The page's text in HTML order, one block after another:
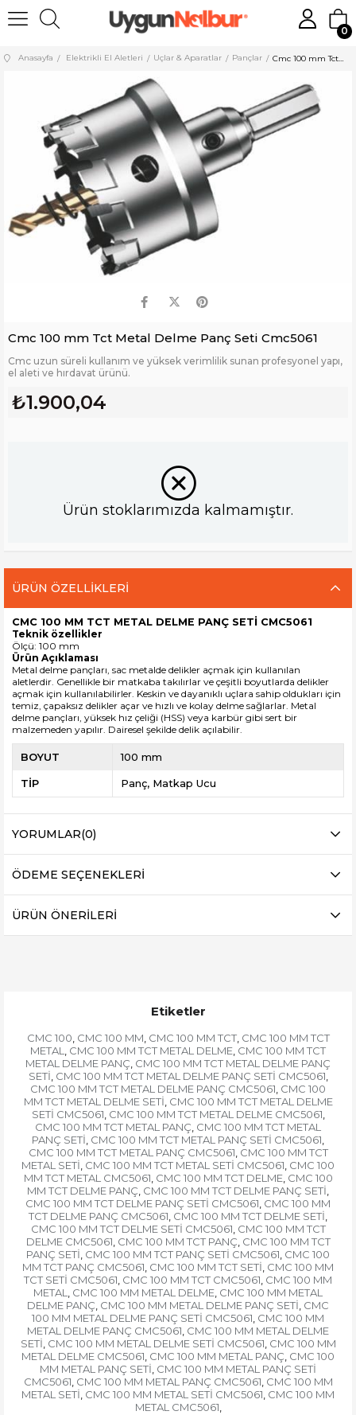
0
Anasayfa Elektrikli El Aletleri Uçlar & Aparatlar Pançlar
Cmc 100 mm Tct Metal Delme Panç Seti Cmc5061
Cmc uzun süreli kullanım ve yüksek verimlilik sunan profesyonel yapı,
el aleti ve hırdavat ürünü.
₺1.900,04
Ürün stoklarımızda kalmamıştır.
ÜRÜN ÖZELLIKLERI
CMC 100 MM TCT METAL DELME PANÇ SETİ CMC5061
Teknik özellikler
Ölçü: 100 mm
Ürün Açıklaması
Metal delme pançları, sac metalde delikler açmak için kullanılan
aletlerdir. Genellikle bir matkaba takılırlar ve çeşitli boyutlarda delikler
açmak için kullanılabilirler. Keskin ve dayanıklı uçlara sahip oldukları için
temiz, çapaksız delikler açar ve hızlı ve kolay delme sağlarlar. Metal
delme pançları, yüksek hız çeliği (HSS) veya karbür gibi sert bir
malzemeden yapılır. Dairesel şekilde delik açılabilir.
BOYUT 100 mm
TİP Panç Matkap Ucu
YORUMLAR(0)
ÖDEME SEÇENEKLERI
ÜRÜN ÖNERILERI
Etiketler
CMC 100, CMC 100 MM, CMC 100 MM TCT, CMC 100 MM TCT
METAL, CMC 100 MM TCT METAL DELME, CMC 100 MM TCT
METAL DELME PANÇ, CMC 100 MM TCT METAL DELME PANÇ
SETİ, CMC 100 MM TCT METAL DELME PANÇ SETİ CMC5061,
CMC 100 MM TCT METAL DELME PANÇ CMC5061, CMC 100
MM TCT METAL DELME SETİ, CMC 100 MM TCT METAL DELME
SETİ CMC5061, CMC 100 MM TCT METAL DELME CMC5061,
CMC 100 MM TCT METAL PANÇ, CMC 100 MM TCT METAL
PANÇ SETİ, CMC 100 MM TCT METAL PANÇ SETİ CMC5061,
CMC 100 MM TCT METAL PANÇ CMC5061, CMC 100 MM TCT
METAL SETİ, CMC 100 MM TCT METAL SETİ CMC5061, CMC 100
MM TCT METAL CMC5061, CMC 100 MM TCT DELME, CMC 100
MM TCT DELME PANÇ, CMC 100 MM TCT DELME PANÇ SETİ,
CMC 100 MM TCT DELME PANÇ SETİ CMC5061, CMC 100 MM
TCT DELME PANÇ CMC5061, CMC 100 MM TCT DELME SETİ,
CMC 100 MM TCT DELME SETİ CMC5061, CMC 100 MM TCT
DELME CMC5061, CMC 100 MM TCT PANÇ, CMC 100 MM TCT
PANÇ SETİ, CMC 100 MM TCT PANÇ SETİ CMC5061, CMC 100
MM TCT PANÇ CMC5061, CMC 100 MM TCT SETİ, CMC 100 MM
TCT SETİ CMC5061, CMC 100 MM TCT CMC5061, CMC 100 MM
METAL, CMC 100 MM METAL DELME, CMC 100 MM METAL
DELME PANÇ, CMC 100 MM METAL DELME PANÇ SETİ, CMC
100 MM METAL DELME PANÇ SETİ CMC5061, CMC 100 MM
METAL DELME PANÇ CMC5061, CMC 100 MM METAL DELME
SETİ, CMC 100 MM METAL DELME SETİ CMC5061, CMC 100 MM
METAL DELME CMC5061, CMC 100 MM METAL PANÇ, CMC 100
MM METAL PANÇ SETİ, CMC 100 MM METAL PANÇ SETİ
CMC5061, CMC 100 MM METAL PANÇ CMC5061, CMC 100 MM
METAL SETİ, CMC 100 MM METAL SETİ CMC5061, CMC 100 MM
METAL CMC5061,